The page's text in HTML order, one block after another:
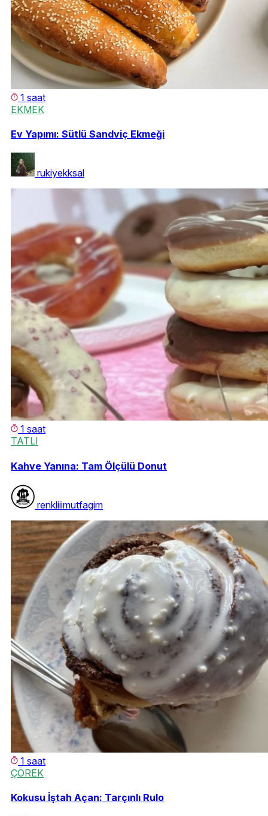
1 saat
EKMEK
Ev Yapımı: Sütlü Sandviç Ekmeği
rukiyekksal
1 saat
TATLI
Kahve Yanına: Tam Ölçülü Donut
renkliiimutfagim
1 saat
ÇÖREK
Kokusu İştah Açan: Tarçınlı Rulo